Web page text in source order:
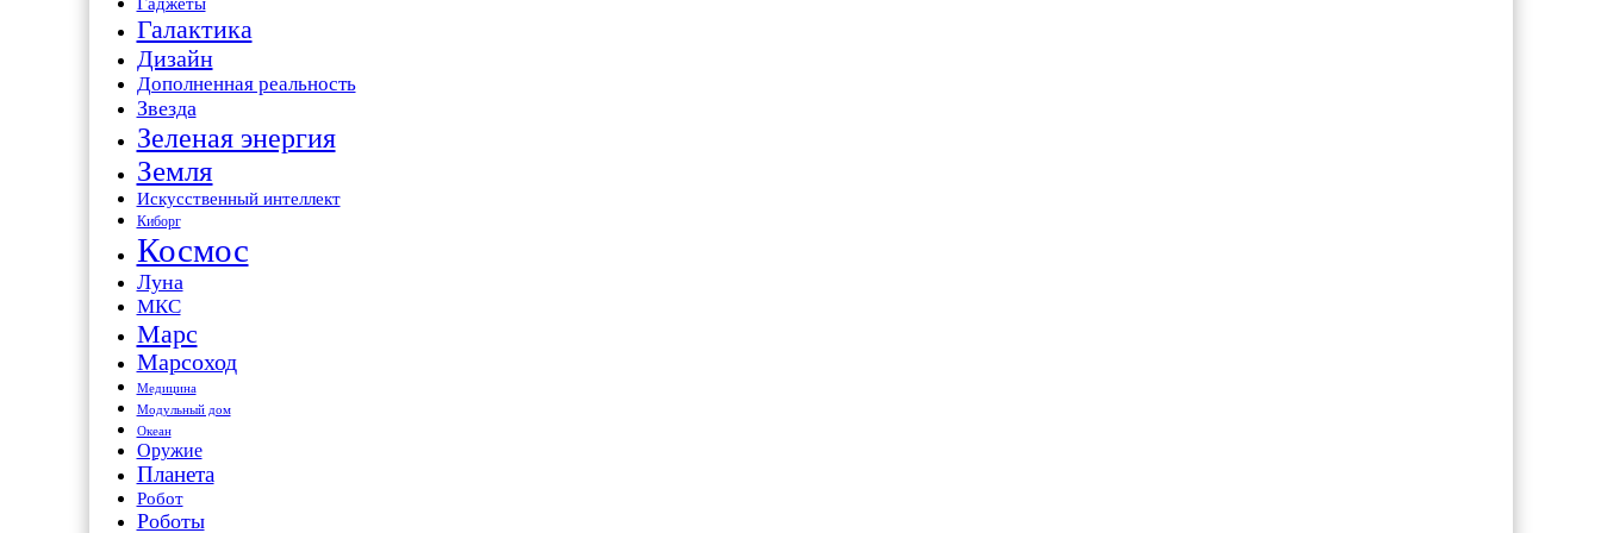
Галактика
Дизайн
Дополненная реальность
Звезда
Зеленая энергия
Земля
Искусственный интеллект
Киборг
Космос
Луна
МКС
Марс
Марсоход
Медицина
Модульный дом
Океан
Оружие
Планета
Робот
Роботы